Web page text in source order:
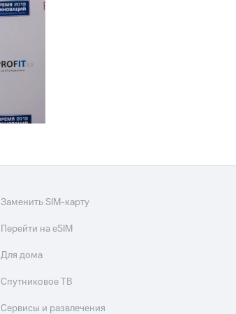
Заменить SIM-карту
Перейти на eSIM
Для дома
Спутниковое ТВ
Сервисы и развлечения